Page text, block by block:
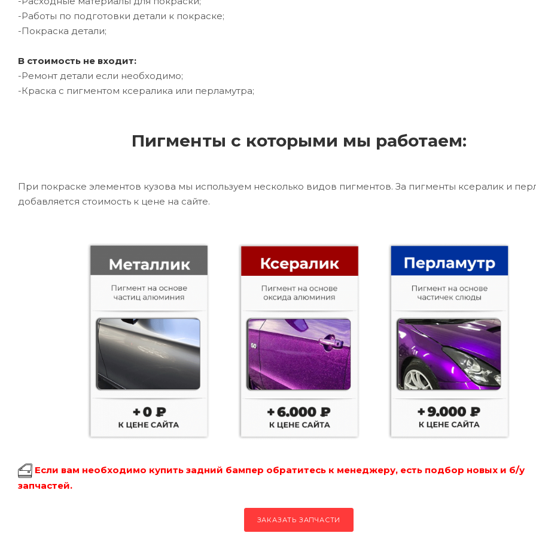
-Работы по подготовки детали к покраске;
-Покраска детали;
В стоимость не входит:
-Ремонт детали если необходимо;
-Краска с пигментом ксералика или перламутра;
Пигменты с которыми мы работаем:
При покраске элементов кузова мы используем несколько видов пигментов. За пигменты ксералик и
добавляется стоимость к цене на сайте.
Если вам необходимо купить задний бампер обратитесь к менеджеру, есть подбор новых и б/у
запчастей.
ЗАКАЗАТЬ ЗАПЧАСТИ